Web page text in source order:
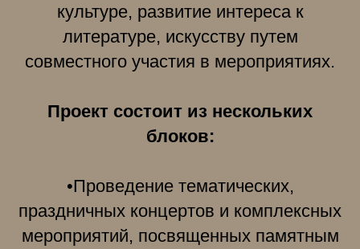
культуре, развитие интереса к
литературе, искусству путем
совместного участия в мероприятиях.
Проект состоит из нескольких
блоков:
•Проведение тематических,
праздничных концертов и комплексных
мероприятий, посвященных памятным